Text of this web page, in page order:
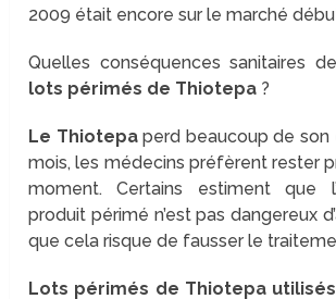
2009 était encore sur le marché
Quelles conséquences sanitaires
lots périmés de Thiotepa ?
Le Thiotepaperd beaucoup de son
mois, les médecins préfèrent rester
moment. Certains estiment que
produit périmé n’est pas dangereux
que cela risque de fausser le
Lots périmés de Thiotepa